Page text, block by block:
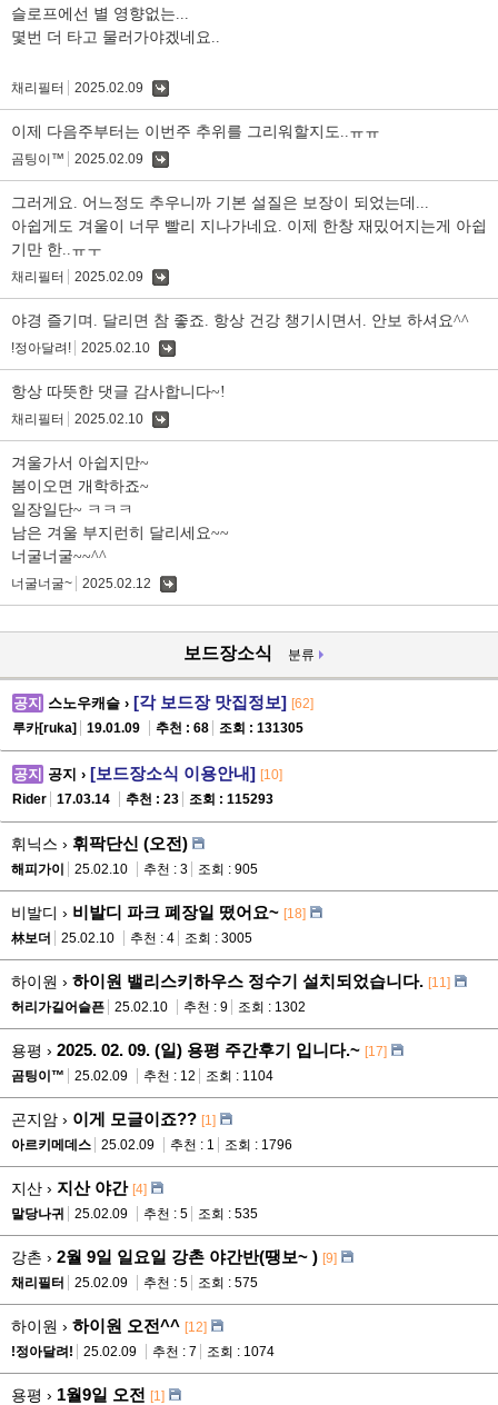
슬로프에선 별 영향없는...
몇번 더 타고 물러가야겠네요..
채리필터 2025.02.09
이제 다음주부터는 이번주 추위를 그리워할지도..ㅠㅠ
곰팅이™ 2025.02.09
그러게요. 어느정도 추우니까 기본 설질은 보장이 되었는데...
아쉽게도 겨울이 너무 빨리 지나가네요. 이제 한창 재밌어지는게 아쉽
기만 한..ㅠㅜ
채리필터 2025.02.09
야경 즐기며. 달리면 참 좋죠. 항상 건강 챙기시면서. 안보 하셔요^^
!정아달려! 2025.02.10
항상 따뜻한 댓글 감사합니다~!
채리필터 2025.02.10
겨울가서 아쉽지만~
봄이오면 개학하죠~
일장일단~ ㅋㅋㅋ
남은 겨울 부지런히 달리세요~~
너굴너굴~~^^
너굴너굴~ 2025.02.12
보드장소식 분류
공지 스노우캐슬 › [각 보드장 맛집정보] [62]
루카[ruka]
19.01.09 추천 : 68 조회 : 131305
공지 공지 › [보드장소식 이용안내] [10]
Rider
17.03.14 추천 : 23 조회 : 115293
휘닉스 › 휘팍단신 (오전)
해피가이 25.02.10 추천 : 3 조회 : 905
비발디 › 비발디 파크 폐장일 떴어요~ [18]
林보더
25.02.10 추천 : 4 조회 : 3005
하이원 › 하이원 밸리스키하우스 정수기 설치되었습니다. [11]
허리가길어슬픈
25.02.10 추천 : 9 조회 : 1302
용평 › 2025. 02. 09. (일) 용평 주간후기 입니다.~ [17]
곰팅이™
25.02.09 추천 : 12 조회 : 1104
곤지암 › 이게 모글이죠?? [1]
아르키메데스
25.02.09 추천 : 1 조회 : 1796
지산 › 지산 야간 [4]
말당나귀
25.02.09 추천 : 5 조회 : 535
강촌 › 2월 9일 일요일 강촌 야간반(땡보~ ) [9]
채리필터
25.02.09 추천 : 5 조회 : 575
하이원 › 하이원 오전^^ [12]
!정아달려!
25.02.09 추천 : 7 조회 : 1074
용평 › 1월9일 오전 [1]